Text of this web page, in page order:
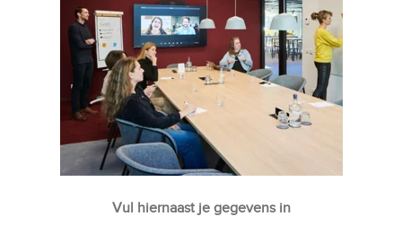
Vul hiernaast je gegevens in